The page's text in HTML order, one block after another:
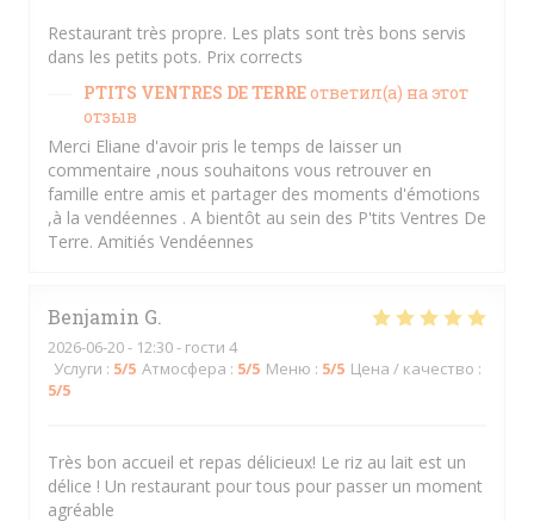
Restaurant très propre. Les plats sont très bons servis
dans les petits pots. Prix corrects
PTITS VENTRES DE TERREответил(а) на этот
отзыв
Merci Eliane d'avoir pris le temps de laisser un
commentaire ,nous souhaitons vous retrouver en
famille entre amis et partager des moments d'émotions
,à la vendéennes . A bientôt au sein des P'tits Ventres De
Terre. Amitiés Vendéennes
Benjamin G
2026-06-20- 12:30 - гости 4
Услуги : 5/5 Атмосфера : 5/5 Меню : 5/5 Цена / качество :
5/5
Très bon accueil et repas délicieux! Le riz au lait est un
délice ! Un restaurant pour tous pour passer un moment
agréable